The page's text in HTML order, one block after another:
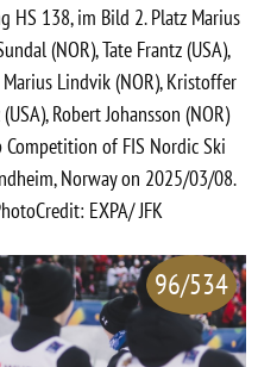
HS 138, im Bild 2. Platz Marius
(NOR), Tate Frantz (USA),
Lindvik (NOR), Kristoffer
Robert Johansson (NOR)
of FIS Nordic Ski
Norway on 2025/03/08.
EXPA/ JFK
96/534